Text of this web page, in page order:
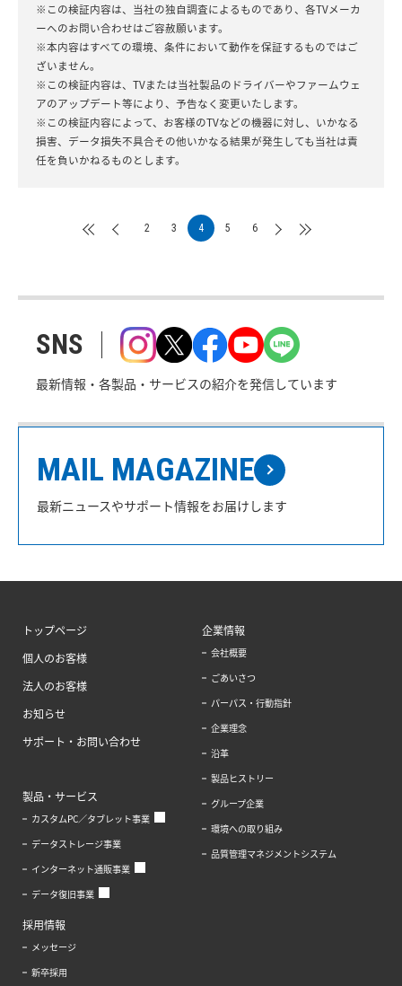
※この検証内容は、当社の独自調査によるものであり、各TVメーカ
ーへのお問い合わせはご容赦願います。
※本内容はすべての環境、条件において動作を保証するものではご
ざいません。
※この検証内容は、TVまたは当社製品のドライバーやファームウェ
アのアップデート等により、予告なく変更いたします。
※この検証内容によって、お客様のTVなどの機器に対し、いかなる
損害、データ損失不具合その他いかなる結果が発生しても当社は責
任を負いかねるものとします。
2 3 4 5 6
SNS
最新情報・各製品・サービスの紹介を発信しています
MAIL MAGAZINE
最新ニュースやサポート情報をお届けします
トップページ
個人のお客様
法人のお客様
お知らせ
サポート・お問い合わせ
製品・サービス
カスタムPC／タブレット事業
データストレージ事業
インターネット通販事業
データ復旧事業
企業情報
会社概要
ごあいさつ
パーパス・行動指針
企業理念
沿革
製品ヒストリー
グループ企業
環境への取り組み
品質管理マネジメントシステム
採用情報
メッセージ
新卒採用